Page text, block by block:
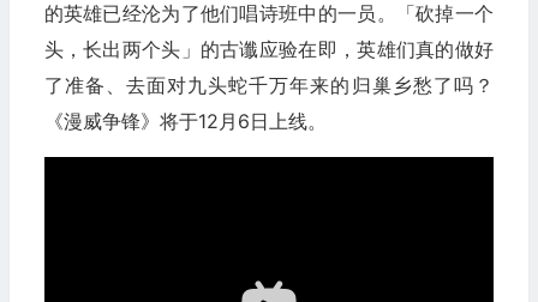
的英雄已经沦为了他们唱诗班中的一员。「砍掉一个
头，长出两个头」的古谶应验在即，英雄们真的做好
了准备、去面对九头蛇千万年来的归巢乡愁了吗？
《漫威争锋》将于12月6日上线。